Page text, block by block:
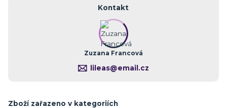
Kontakt
Zuzana Francová
lileas@email.cz
Zboží zařazeno v kategoriích